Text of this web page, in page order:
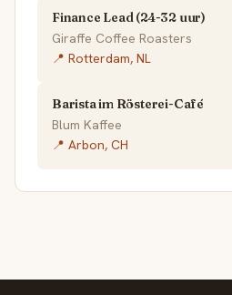
Finance Lead (24-32 uur)
Giraffe Coffee Roasters
📍 Rotterdam, NL
Barista im Rösterei-Café
Blum Kaffee
📍 Arbon, CH